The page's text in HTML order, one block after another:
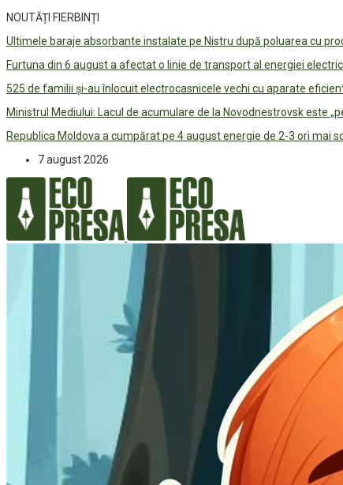
NOUTĂȚI FIERBINȚI
Ultimele baraje absorbante instalate pe Nistru după poluarea cu
Furtuna din 6 august a afectat o linie de transport al energiei
525 de familii și-au înlocuit electrocasnicele vechi cu aparate
Ministrul Mediului: Lacul de acumulare de la Novodnestrovsk este
Republica Moldova a cumpărat pe 4 august energie de 2-3 ori mai
7 august 2026